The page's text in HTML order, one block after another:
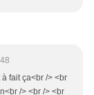
fait ça<br /> <br
/> <br /> <br